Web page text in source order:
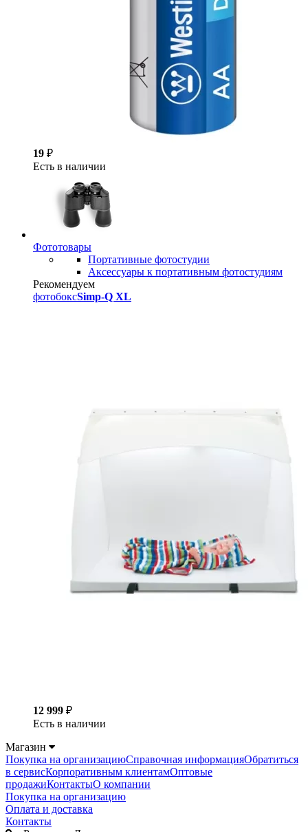
19 ₽
Есть в наличии
Фототовары
Портативные фотостудии
Аксессуары к портативным фотостудиям
Рекомендуем
фотобоксSimp-Q XL
12 999 ₽
Есть в наличии
Магазин
Покупка на организациюСправочная информацияОбратиться
в сервисКорпоративным клиентамОптовые
продажиКонтактыО компании
Покупка на организацию
Оплата и доставка
Контакты